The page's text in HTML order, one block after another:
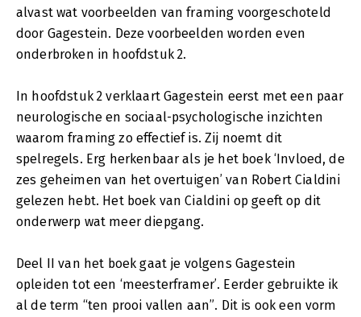
alvast wat voorbeelden van framing voorgeschoteld
door Gagestein. Deze voorbeelden worden even
onderbroken in hoofdstuk 2.
In hoofdstuk 2 verklaart Gagestein eerst met een paar
neurologische en sociaal-psychologische inzichten
waarom framing zo effectief is. Zij noemt dit
spelregels. Erg herkenbaar als je het boek ‘Invloed, de
zes geheimen van het overtuigen’ van Robert Cialdini
gelezen hebt. Het boek van Cialdini op geeft op dit
onderwerp wat meer diepgang.
Deel II van het boek gaat je volgens Gagestein
opleiden tot een ‘meesterframer’. Eerder gebruikte ik
al de term “ten prooi vallen aan”. Dit is ook een vorm